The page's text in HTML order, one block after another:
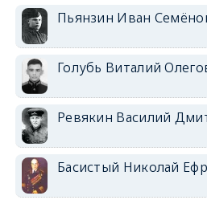
Пьянзин Иван
Голубь Виталий
Ревякин Василий
Басистый Николай